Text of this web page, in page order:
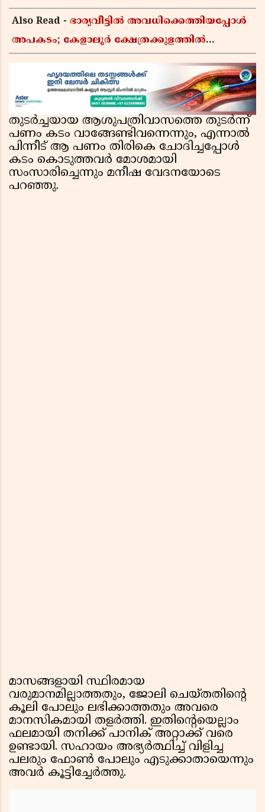
Also Read - ഭാര്യവീട്ടിൽ അവധിക്കെത്തിയപ്പോൾ
അപകടം; കേളാലൂർ ക്ഷേത്രക്കുളത്തിൽ
തുടർച്ചയായ ആശുപത്രിവാസത്തെ തുടർന്ന്
പണം കടം വാങ്ങേണ്ടിവന്നെന്നും, എന്നാൽ
പിന്നീട് ആ പണം തിരികെ ചോദിച്ചപ്പോൾ
കടം കൊടുത്തവർ മോശമായി
സംസാരിച്ചെന്നും മനീഷ വേദനയോടെ
പറഞ്ഞു.
മാസങ്ങളായി സ്ഥിരമായ
വരുമാനമില്ലാത്തതും, ജോലി ചെയ്തതിന്റെ
കൂലി പോലും ലഭിക്കാത്തതും അവരെ
മാനസികമായി തളർത്തി. ഇതിന്റെയെല്ലാം
ഫലമായി തനിക്ക് പാനിക് അറ്റാക്ക് വരെ
ഉണ്ടായി. സഹായം അഭ്യർത്ഥിച്ച് വിളിച്ച
പലരും ഫോൺ പോലും എടുക്കാതായെന്നും
അവർ കൂട്ടിച്ചേർത്തു.